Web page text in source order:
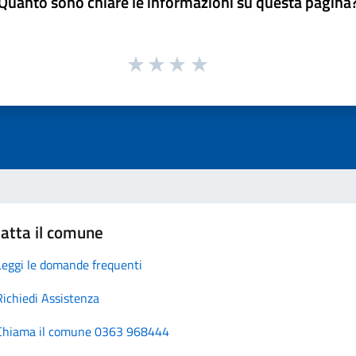
il comune
le domande frequenti
Assistenza
il comune 0363 968444